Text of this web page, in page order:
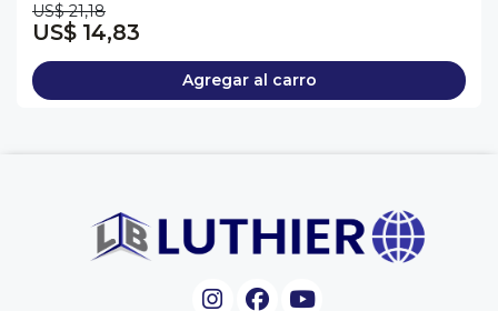
US$ 21,18
US$ 14,83
Agregar al carro